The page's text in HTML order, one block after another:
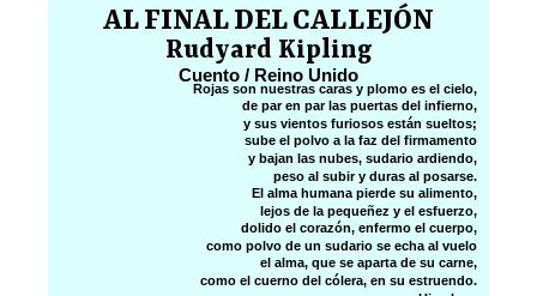
AL FINAL DEL CALLEJÓN
Rudyard Kipling
Cuento / Reino Unido
Rojas son nuestras caras y plomo es el cielo,
de par en par las puertas del infierno,
y sus vientos furiosos están sueltos;
sube el polvo a la faz del firmamento
y bajan las nubes, sudario ardiendo,
peso al subir y duras al posarse.
El alma humana pierde su alimento,
lejos de la pequeñez y el esfuerzo,
dolido el corazón, enfermo el cuerpo,
como polvo de un sudario se echa al vuelo
el alma, que se aparta de su carne,
como el cuerno del cólera, en su estruendo.